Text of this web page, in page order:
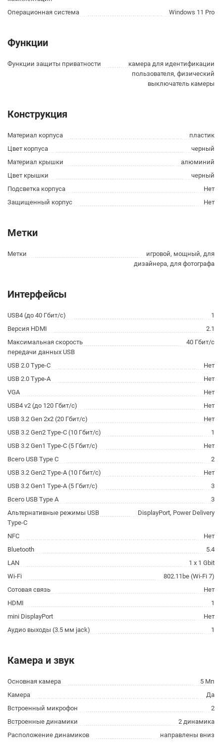
Операционная система Windows 11 Pro
Функции
Функции защиты приватности
камера для идентификации
пользователя, физический
выключатель камеры
Конструкция
Материал корпуса
пластик
Цвет корпуса
черный
Материал крышки
алюминий
Цвет крышки
черный
Подсветка корпуса
Нет
Защищенный корпус
Нет
Метки
Метки
игровой, мощный, для
дизайнера, для фотографа
Интерфейсы
USB4 (до 40 Гбит/с)
1
Версия HDMI
2.1
Максимальная скорость
передачи данных USB
40 Гбит/с
USB 2.0 Type-C
Нет
USB 2.0 Type-A
Нет
VGA
Нет
USB4 v2 (до 120 Гбит/с)
Нет
USB 3.2 Gen 2x2 (20 Гбит/с)
Нет
USB 3.2 Gen2 Type-C (10 Гбит/с)
1
USB 3.2 Gen1 Type-C (5 Гбит/с)
Нет
Всего USB Type C
2
USB 3.2 Gen2 Type-A (10 Гбит/с)
Нет
USB 3.2 Gen1 Type-A (5 Гбит/с)
3
Всего USB Type A
3
Альтернативные режимы USB
Type-C
DisplayPort, Power Delivery
NFC
Нет
Bluetooth
5.4
LAN
1 x 1 Gbit
Wi-Fi
802.11be (Wi-Fi 7)
Сотовая связь
Нет
HDMI
1
mini DisplayPort
Нет
Аудио выходы (3.5 мм jack)
1
Камера и звук
Основная камера
5 Мп
Камера
Да
Встроенный микрофон
2
Встроенные динамики
2 динамика
Расположение динамиков
направлены вниз